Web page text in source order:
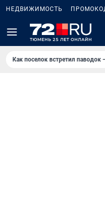
НЕДВИЖИМОСТЬ
Как поселок встретил паводок